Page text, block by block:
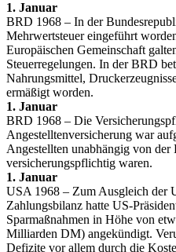
1. Januar
BRD 1968 – In der
Mehrwertsteuer eingeführt
Europäischen Gemeinschaft
Steuerregelungen. In der BRD
Nahrungsmittel,
ermäßigt worden.
1. Januar
BRD 1968 – Die
Angestelltenversicherung war
Angestellten unabhängig von der
versicherungspflichtig waren.
1. Januar
USA 1968 – Zum Ausgleich der
Zahlungsbilanz hatte US-
Sparmaßnahmen in Höhe von
Milliarden DM) angekündigt.
Defizite vor allem durch die